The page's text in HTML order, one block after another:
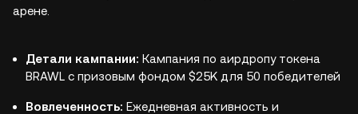
арене.
Детали кампании: Кампания по аирдропу токена
BRAWL с призовым фондом $25K для 50 победителей
Вовлеченность: Ежедневная активность и